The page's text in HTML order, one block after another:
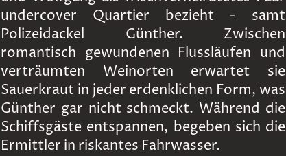
undercover Quartier bezieht - samt
Polizeidackel Günther. Zwischen
romantisch gewundenen Flussläufen und
verträumten Weinorten erwartet sie
Sauerkraut in jeder erdenklichen Form, was
Günther gar nicht schmeckt. Während die
Schiffsgäste entspannen, begeben sich die
Ermittler in riskantes Fahrwasser.